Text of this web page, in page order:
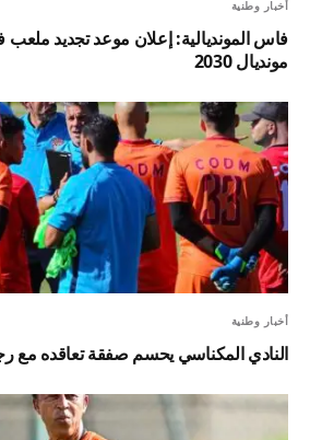
أخبار وطنية
فاس المونديالية: إعلان موعد تجديد ملعب
مونديال 2030
أخبار وطنية
النادي المكناسي يحسم صفقة تعاقده مع